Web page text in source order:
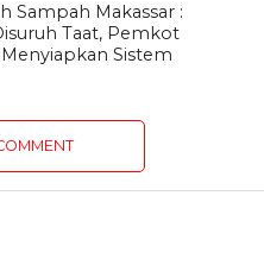
Sampah Makassar :
Taat, Pemkot
Sistem